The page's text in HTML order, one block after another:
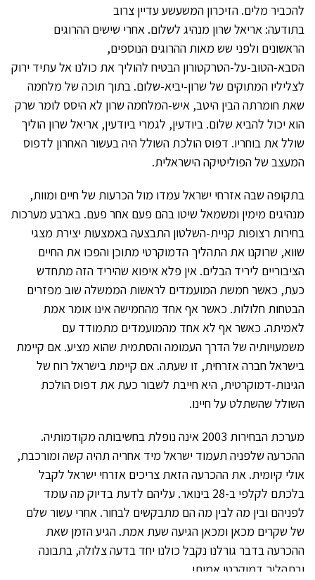
להכביר מלים. הזיכרון המשעשע עדיין צרוב
בתודעה: אריאל שרון מנהיג לשלום. אחרי שישים ההרוגים
הראשונים ולפני שש מאות ההרוגים הנוספים,
הסבא-הטוב-על-הטרקטורון הבטיח להוליך את כולנו אל עתיד ירוק
לצליליו המתוקים של שרון-יביא-שלום. בתוך תוכה של מלחמה
שאת חומרתה הבין היטב, איש-המלחמה שרון לא היסס לומר שרק
הוא יכול להביא שלום. ביודעין, לגמרי ביודעין, אריאל שרון הוליך
שולל את בוחריו. דפוס הולכת השולל היה בעשור האחרון לדפוס
המעצב של הפוליטיקה הישראלית.
בתקופה שבה אזרחי ישראל עמדו מול הכרעות של חיים ומוות,
מנהיגים מימין ומשמאל שיטו בהם פעם אחר פעם. בארבע מערכות
בחירות רצופות קניית-השלטון התבצעה באמצעות יצירת מצגי
שווא, שרוקנו את התהליך הדמוקרטי מתוכן והפכו את החיים
הציבוריים ליריד הבלים. אין פלא איפוא שהיריד הזה מתחדש
כעת, כאשר חמשת המועמדים לראשות הממשלה שוב מפזרים
הבטחות חלולות. כאשר אף אחד מהחמישה אינו אומר אמת
לאמיתה. כאשר אף לא אחד מהמועמדים מתמודד עם
משמעויותיה של הדרך העמומה והסתמית שהוא מציע. אם קיימת
בישראל חברה אזרחית, זו שעתה. אם קיימת בישראל רוח של
הגינות-דמוקרטית, היא חייבת לשבור כעת את דפוס הולכת
השולל שהשתלט על חיינו.
מערכת הבחירות 2003 אינה נופלת בחשיבותה מקודמותיה.
ההכרעה שלפניה תעמוד ישראל מיד אחריה תהיה קשה ומורכבת,
אולי קיומית. את ההכרעה הזאת צריכים אזרחי ישראל לקבל
בלכתם לקלפי ב-28 בינואר. עליהם לדעת בדיוק מה עומד
לפניהם ובין מה לבין מה הם מתבקשים לבחור. אחרי עשור שלם
של שקרים מכאן ומכאן הגיעה שעת אמת. הגיע הזמן שאת
ההכרעה בדבר גורלנו נקבל כולנו יחד בדעה צלולה, בתבונה
ובתהליך דמוקרטי אמיתי.